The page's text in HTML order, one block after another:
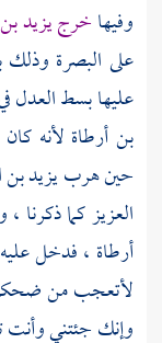
وفيهاخرجيزيد
على البصرة وذلك
عليها بسط العدل
بن أرطاة لأنه
حين هربيزيد
العزيزكما ذكرنا
أرطاة ، فدخل
لأتعجب من ضحكك
وإنك جئتني وأنت